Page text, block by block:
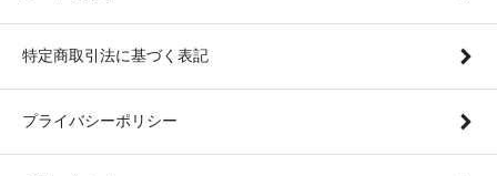
特定商取引法に基づく表記
プライバシーポリシー